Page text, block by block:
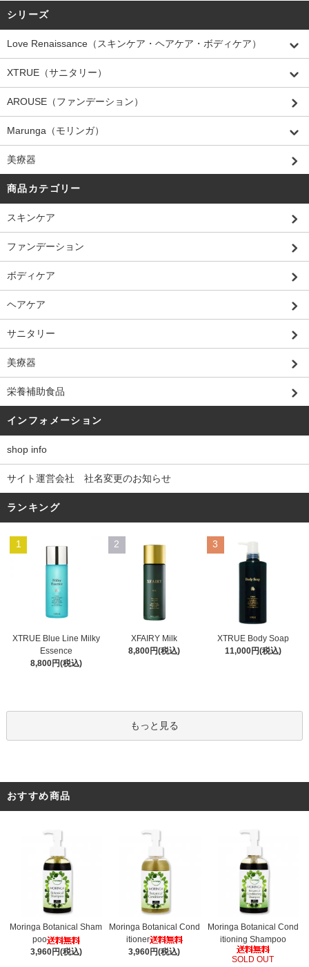
シリーズ
Love Renaissance（スキンケア・ヘアケア・ボディケア）
XTRUE（サニタリー）
AROUSE（ファンデーション）
Marunga（モリンガ）
美療器
商品カテゴリー
スキンケア
ファンデーション
ボディケア
ヘアケア
サニタリー
美療器
栄養補助食品
インフォメーション
shop info
サイト運営会社 社名変更のお知らせ
ランキング
1
XTRUE Blue Line Milky
Essence
8,800円(税込)
2
XFAIRY Milk
8,800円(税込)
3
XTRUE Body Soap
11,000円(税込)
もっと見る
おすすめ商品
Moringa Botanical Sham
poo
3,960円(税込)
Moringa Botanical Cond
itioner
3,960円(税込)
Moringa Botanical Cond
itioning Shampoo
SOLD OUT